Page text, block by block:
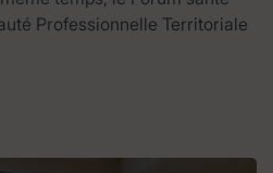
Professionnelle Territoriale